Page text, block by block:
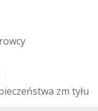
rowcy
ieczeństwa zm tyłu